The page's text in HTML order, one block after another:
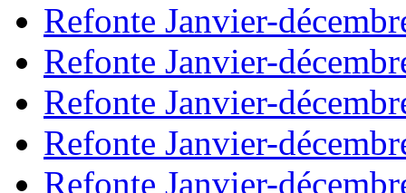
Refonte Janvier-
Refonte Janvier-
Refonte Janvier-
Refonte Janvier-
Refonte Janvier-